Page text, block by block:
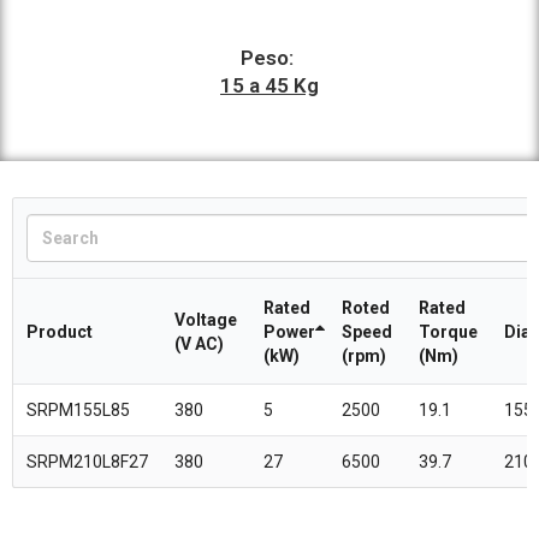
Peso:
15 a 45 Kg
Product
Voltage
(V AC)
Rated
Power
(kW)
Roted
Speed
(rpm)
Rated
Torque
(Nm)
SRPM155L85 380 5 2500 19.1 155
SRPM210L8F27 380 27 6500 39.7 210